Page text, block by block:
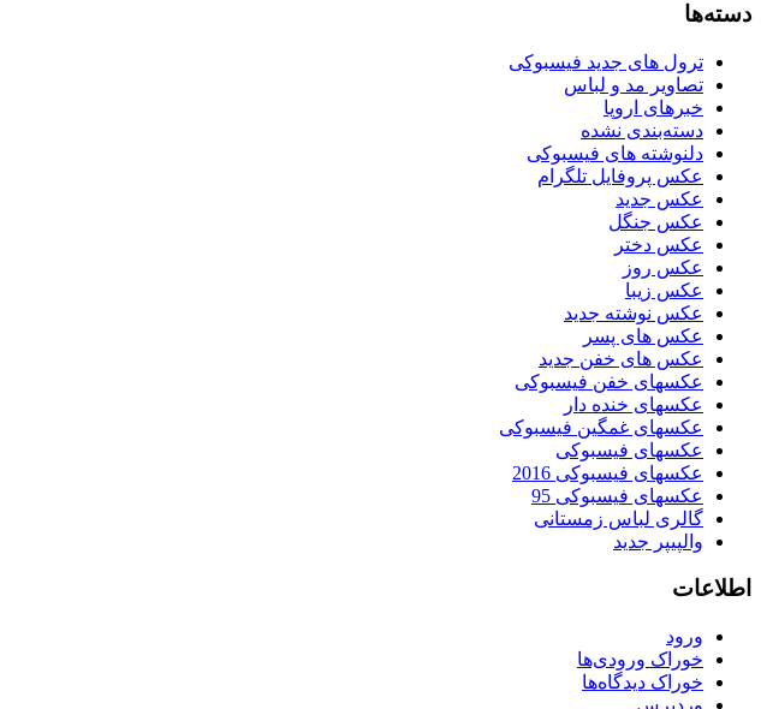
دسته‌ها
ترول های جدید فیسبوکی
تصاویر مد و لباس
خبرهای اروپا
دسته‌بندی نشده
دلنوشته های فیسبوکی
عکس پروفایل تلگرام
عکس جدید
عکس جنگل
عکس دختر
عکس روز
عکس زیبا
عکس نوشته جدید
عکس های پسر
عکس های خفن جدید
عکسهای خفن فیسبوکی
عکسهای خنده دار
عکسهای غمگین فیسبوکی
عکسهای فیسبوکی
عکسهای فیسبوکی 2016
عکسهای فیسبوکی 95
گالری لباس زمستانی
والپیپر جدید
اطلاعات
ورود
خوراک ورودی‌ها
خوراک دیدگاه‌ها
وردپرس